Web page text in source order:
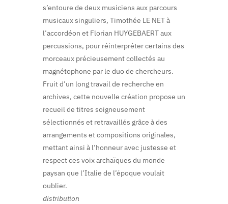
s’entoure de deux musiciens aux parcours
musicaux singuliers, Timothée LE NET à
l’accordéon et Florian HUYGEBAERT aux
percussions, pour réinterpréter certains des
morceaux précieusement collectés au
magnétophone par le duo de chercheurs.
Fruit d’un long travail de recherche en
archives, cette nouvelle création propose un
recueil de titres soigneusement
sélectionnés et retravaillés grâce à des
arrangements et compositions originales,
mettant ainsi à l’honneur avec justesse et
respect ces voix archaïques du monde
paysan que l’Italie de l’époque voulait
oublier.
distribution